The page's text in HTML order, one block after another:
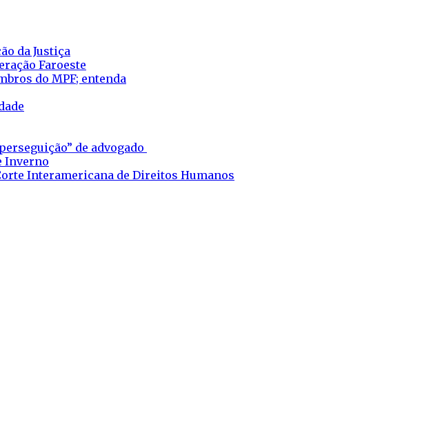
da Justiça
Faroeste
do MPF; entenda
de advogado
Inverno
Interamericana de Direitos Humanos